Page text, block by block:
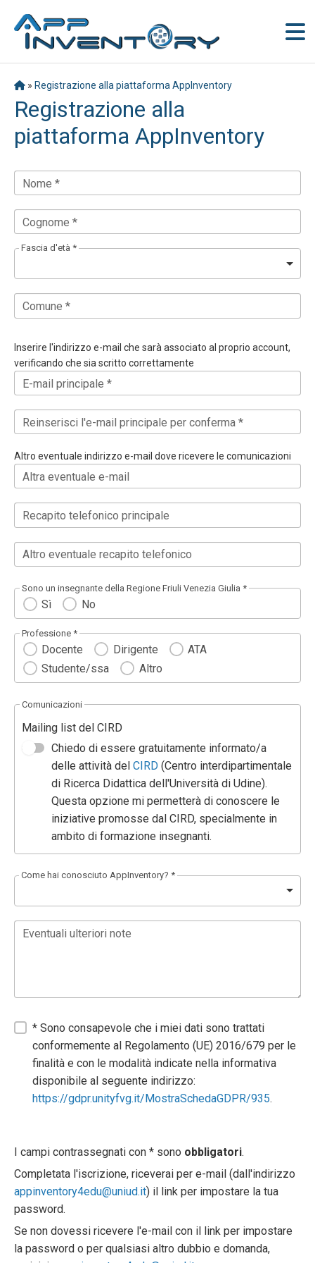
» Registrazione alla piattaforma AppInventory
Registrazione alla
piattaforma AppInventory
Nome *
Cognome *
Fascia d'età *
Comune *
Inserire l'indirizzo e-mail che sarà associato al proprio account,
verificando che sia scritto correttamente
E-mail principale *
Reinserisci l'e-mail principale per conferma *
Altro eventuale indirizzo e-mail dove ricevere le comunicazioni
Altra eventuale e-mail
Recapito telefonico principale
Altro eventuale recapito telefonico
Sono un insegnante della Regione Friuli Venezia Giulia *
Sì No
Professione *
Docente Dirigente
ATA
Studente/ssa
Altro
Comunicazioni
Mailing list del CIRD
Chiedo di essere gratuitamente informato/a
delle attività delCIRD (Centro interdipartimentale
di Ricerca Didattica dell'Università di Udine).
Questa opzione mi permetterà di conoscere le
iniziative promosse dal CIRD, specialmente in
ambito di formazione insegnanti.
Come hai conosciuto AppInventory? *
Eventuali ulteriori note
* Sono consapevole che i miei dati sono trattati
conformemente al Regolamento (UE) 2016/679 per le
finalità e con le modalità indicate nella informativa
disponibile al seguente indirizzo:
https://gdpr.unityfvg.it/MostraSchedaGDPR/935.
I campi contrassegnati con * sono obbligatori.
Completata l'iscrizione, riceverai per e-mail (dall'indirizzo
appinventory4edu@uniud.it) il link per impostare la tua
password.
Se non dovessi ricevere l'e-mail con il link per impostare
la password o per qualsiasi altro dubbio e domanda,